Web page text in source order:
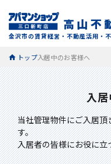
金沢市の賃貸経営・不動産活用・
トップ入居中のお客様へ
入
当社管理物件にご入居
す。
入居者の皆様にお役に